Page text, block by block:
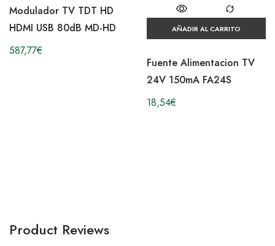
Modulador TV TDT HD
HDMI USB 80dB MD-HD
587,77€
AÑADIR AL CARRITO
Fuente Alimentacion TV
24V 150mA FA24S
18,54€
Product Reviews